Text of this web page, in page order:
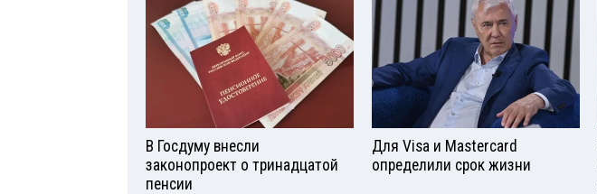
В Госдуму внесли
законопроект о тринадцатой
пенсии
Для Visа и Mastercard
определили срок жизни